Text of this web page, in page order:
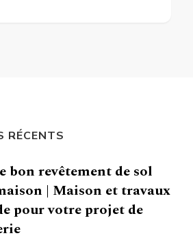
RÉCENTS
bon revêtement de sol
| Maison et travaux
pour votre projet de